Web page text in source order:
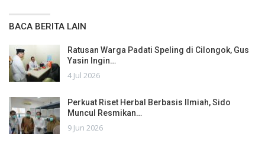
BACA BERITA LAIN
Ratusan Warga Padati Speling di Cilongok, Gus
Yasin Ingin…
4 Jul 2026
Perkuat Riset Herbal Berbasis Ilmiah, Sido
Muncul Resmikan…
9 Jun 2026